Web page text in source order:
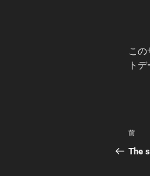
この
ト
投
稿
前
の
前
The